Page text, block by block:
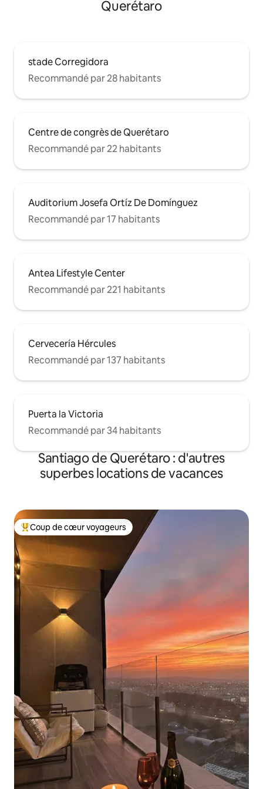
Querétaro
stade Corregidora
Recommandé par 28 habitants
Centre de congrès de Querétaro
Recommandé par 22 habitants
Auditorium Josefa Ortíz De Domínguez
Recommandé par 17 habitants
Antea Lifestyle Center
Recommandé par 221 habitants
Cervecería Hércules
Recommandé par 137 habitants
Puerta la Victoria
Recommandé par 34 habitants
Santiago de Querétaro : d'autres
superbes locations de vacances
Coups de cœur voyageurs les plus appréciés
Coup de cœur voyageurs